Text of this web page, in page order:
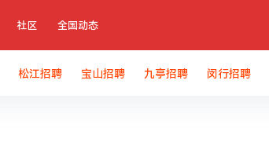
社区 全国动态
松江招聘 宝山招聘 九亭招聘 闵行招聘